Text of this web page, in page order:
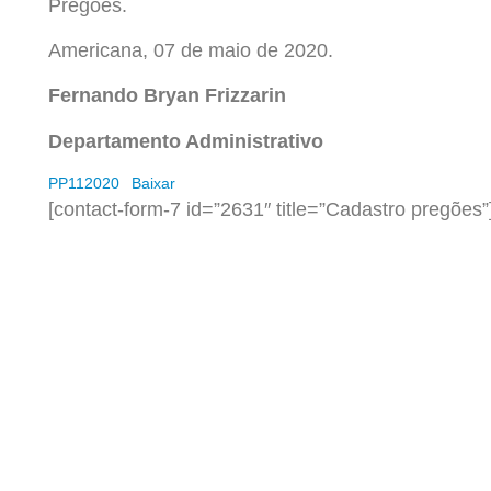
Pregões.
Americana, 07 de maio de 2020.
Fernando Bryan Frizzarin
Departamento Administrativo
PP112020 Baixar
[contact-form-7 id=”2631″ title=”Cadastro